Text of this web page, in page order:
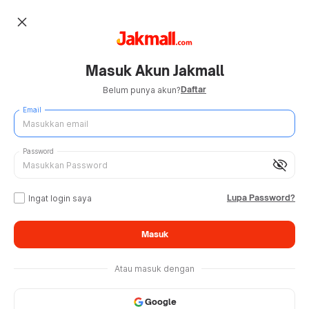
close
Masuk Akun Jakmall
Belum punya akun?Daftar
Email
visibility_off
Password
Ingat login saya Lupa Password?
Masuk
Atau masuk dengan
Google